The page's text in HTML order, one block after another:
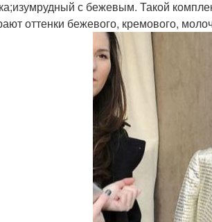
с бежевым. Такой
оттенки бежевого, кремового,